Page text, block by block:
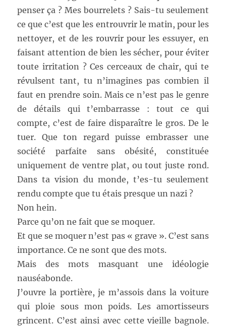
penser ça ? Mes bourrelets ? Sais-tu seulement
ce que c’est que les entrouvrir le matin, pour les
nettoyer, et de les rouvrir pour les essuyer, en
faisant attention de bien les sécher, pour éviter
toute irritation ? Ces cerceaux de chair, qui te
révulsent tant, tu n’imagines pas combien il
faut en prendre soin. Mais ce n’est pas le genre
de détails qui t’embarrasse : tout ce qui
compte, c’est de faire disparaître le gros. De le
tuer. Que ton regard puisse embrasser une
société parfaite sans obésité, constituée
uniquement de ventre plat, ou tout juste rond.
Dans ta vision du monde, t’es-tu seulement
rendu compte que tu étais presque un nazi ?
Non hein.
Parce qu’on ne fait que se moquer.
Et que se moquer n’est pas « grave ». C’est sans
importance. Ce ne sont que des mots.
Mais des mots masquant une idéologie
nauséabonde.
J’ouvre la portière, je m’assois dans la voiture
qui ploie sous mon poids. Les amortisseurs
grincent. C’est ainsi avec cette vieille bagnole.